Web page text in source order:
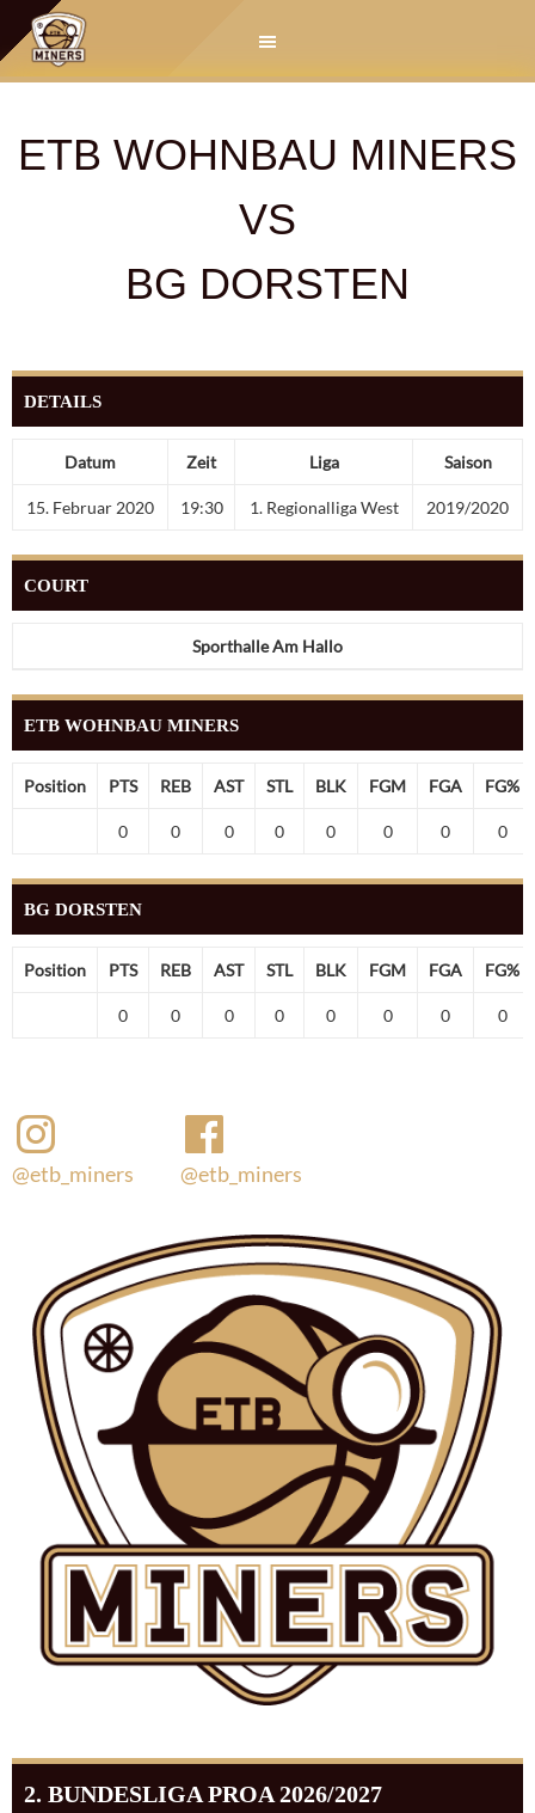
Springe
zum
Inhalt
ETB WOHNBAU MINERS
VS
BG DORSTEN
DETAILS
Datum Zeit Liga Saison
15. Februar 2020 19:30 1. Regionalliga West 2019/2020
COURT
Sporthalle Am Hallo
ETB WOHNBAU MINERS
Position PTS REB AST STL BLK FGM FGA FG%
0 0 0 0 0 0 0 0
BG DORSTEN
Position PTS REB AST STL BLK FGM FGA FG%
0 0 0 0 0 0 0 0
@etb_miners @etb_miners
2. BUNDESLIGA PROA 2026/2027